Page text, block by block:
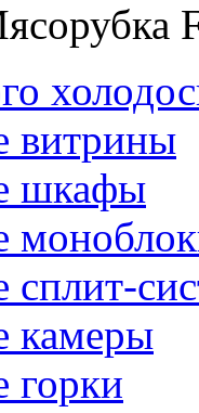
витрины
шкафы
сплит-
камеры
горки